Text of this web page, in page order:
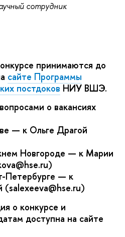
сотрудник
принимаются до
сайте Программы
постдоков НИУ ВШЭ.
о вакансиях
— к Ольге Драгой
Новгороде — к Марии
Петербурге — к
(salexeeva@hse.ru)
о конкурсе и
доступна на сайте